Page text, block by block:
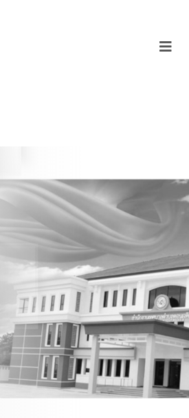
ศบาลตำบล
รื่องการกำหนด
ของการลา และ
นสายของ
ง 2/10/66